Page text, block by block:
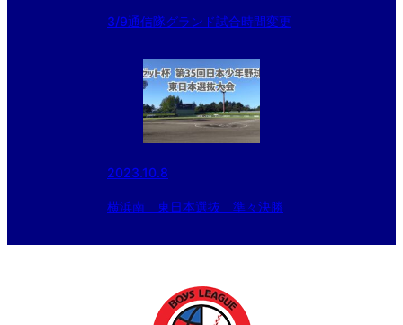
3/9通信隊グランド試合時間変更
2023.10.8
横浜南 東日本選抜 準々決勝